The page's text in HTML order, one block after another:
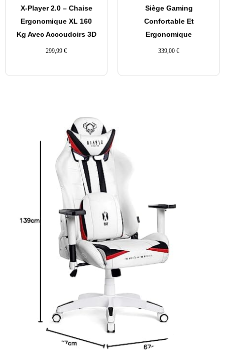
X-Player 2.0 – Chaise
Ergonomique XL 160
Kg Avec Accoudoirs 3D
299,99 €
Siège Gaming
Confortable Et
Ergonomique
339,00 €